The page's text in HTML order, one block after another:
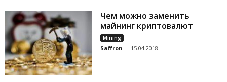
Чем можно заменить
майнинг криптовалют
Mining
Saffron - 15.04.2018